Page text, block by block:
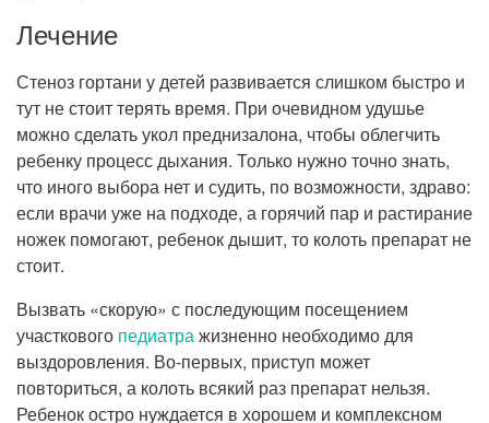
Лечение
Стеноз гортани у детей развивается слишком быстро и
тут не стоит терять время. При очевидном удушье
можно сделать укол преднизалона, чтобы облегчить
ребенку процесс дыхания. Только нужно точно знать,
что иного выбора нет и судить, по возможности, здраво:
если врачи уже на подходе, а горячий пар и растирание
ножек помогают, ребенок дышит, то колоть препарат не
стоит.
Вызвать «скорую» с последующим посещением
участкового педиатражизненно необходимо для
выздоровления. Во-первых, приступ может
повториться, а колоть всякий раз препарат нельзя.
Ребенок остро нуждается в хорошем и комплексном